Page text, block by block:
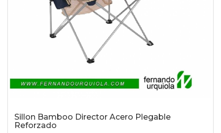
Sillon Bamboo Director Acero Plegable
Reforzado